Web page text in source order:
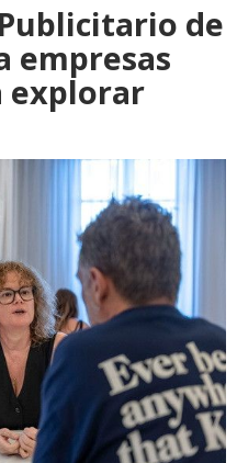
de
empresas
explorar